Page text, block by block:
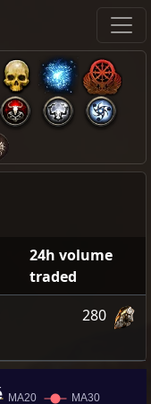
24h volume
traded
280